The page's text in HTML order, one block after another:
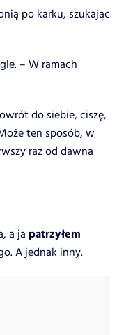
po karku, szukając
– W ramach
do siebie, ciszę,
ten sposób, w
raz od dawna
a ja patrzyłem
A jednak inny.